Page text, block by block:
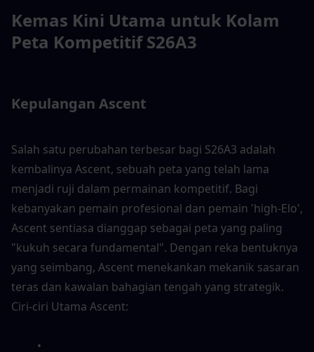
Kemas Kini Utama untuk Kolam
Peta Kompetitif S26A3
Kepulangan Ascent
Salah satu perubahan terbesar bagi S26A3 adalah
kembalinya Ascent, sebuah peta yang telah lama
menjadi ruji dalam permainan kompetitif. Bagi
kebanyakan pemain profesional dan pemain 'high-Elo',
Ascent sentiasa dianggap sebagai peta yang paling
"kukuh secara fundamental". Dengan reka bentuknya
yang seimbang, Ascent menekankan mekanik sasaran
teras dan kawalan bahagian tengah yang strategik.
Ciri-ciri Utama Ascent: